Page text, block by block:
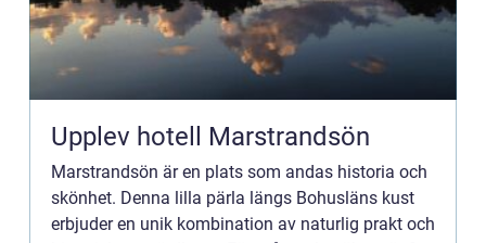
Upplev hotell Marstrandsön
Marstrandsön är en plats som andas historia och
skönhet. Denna lilla pärla längs Bohusläns kust
erbjuder en unik kombination av naturlig prakt och